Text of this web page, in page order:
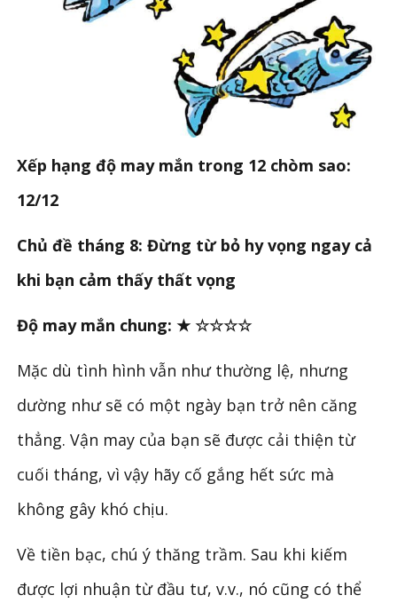
Xếp hạng độ may mắn trong 12 chòm sao:
12/12
Chủ đề tháng 8: Đừng từ bỏ hy vọng ngay cả
khi bạn cảm thấy thất vọng
Độ may mắn chung: ★ ☆☆☆☆
Mặc dù tình hình vẫn như thường lệ, nhưng
dường như sẽ có một ngày bạn trở nên căng
thẳng. Vận may của bạn sẽ được cải thiện từ
cuối tháng, vì vậy hãy cố gắng hết sức mà
không gây khó chịu.
Về tiền bạc, chú ý thăng trầm. Sau khi kiếm
được lợi nhuận từ đầu tư, v.v., nó cũng có thể